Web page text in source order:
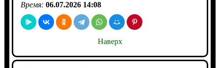
Время: 06.07.2026 14:08
Наверх